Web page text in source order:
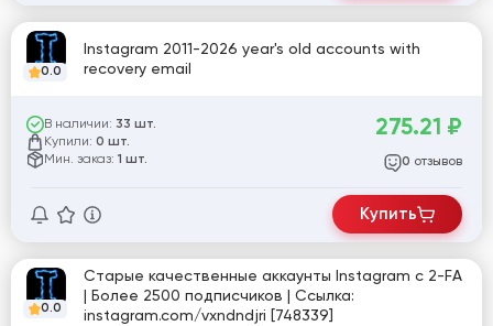
0.0
Instagram 2011-2026 year's old accounts with
recovery email
В наличии: 33 шт.
Купили: 0 шт.
Мин. заказ: 1 шт.
275.21 ₽
0 отзывов
Купить
0.0
Старые качественные аккаунты Instagram с 2-FA
| Более 2500 подписчиков | Ссылка:
instagram.com/vxndndjri [748339]